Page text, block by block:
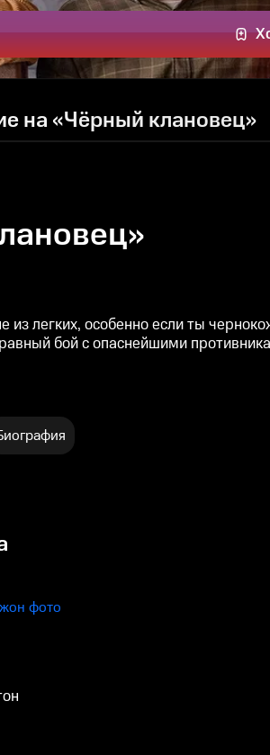
на «Чёрный клановец»
из легких, особенно если ты
бой с опаснейшими